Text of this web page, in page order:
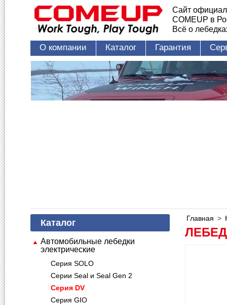
Сайт
COMEUP в
Всё о
О компании Каталог Гарантия
Каталог
Автомобильные лебедки
электрические
Серия SOLO
Серии Seal и Seal Gen 2
Серия DV
Серия GIO
Главная >